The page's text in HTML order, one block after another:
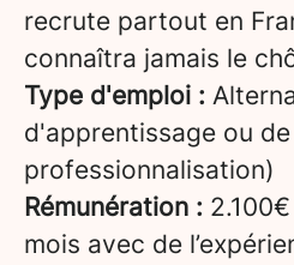
recrute partout en
connaîtra jamais le
Type d'emploi :
d'apprentissage ou de
professionnalisation)
Rémunération :
mois avec de